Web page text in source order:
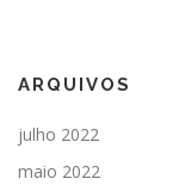
ARQUIVOS
julho 2022
maio 2022